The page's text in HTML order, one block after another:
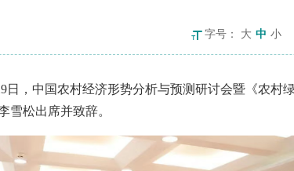
字号： 大 中 小
日，中国农村经济形势分析与预测研讨会暨《农村
雪松出席并致辞。